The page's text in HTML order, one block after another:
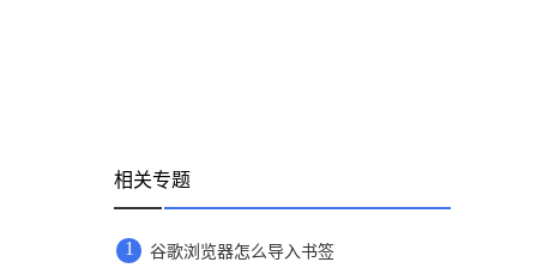
相关专题
1 谷歌浏览器怎么导入书签